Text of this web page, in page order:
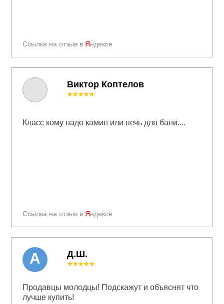
Ссылка на отзыв в Яндексе
Ссылка на отзыв в Яндексе
★★★★★
Класс кому надо камин или печь для бани....
Д.Ш.
★★★★★
Продавцы молодцы! Подскажут и объяснят что
лучше купить!
А
Виктор Коптелов